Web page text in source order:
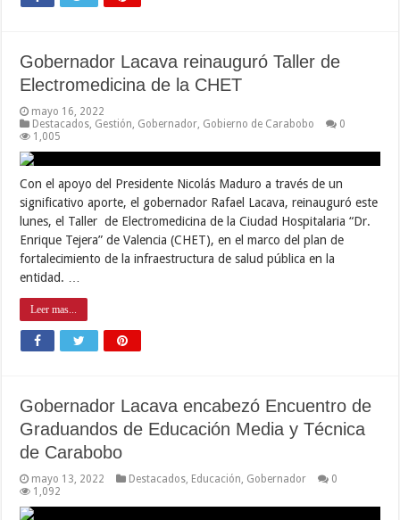
Gobernador Lacava reinauguró Taller de
Electromedicina de la CHET
mayo 16, 2022
Destacados Gestión Gobernador Gobierno de Carabobo
0
1,005
Con el apoyo del Presidente Nicolás Maduro a través de un
significativo aporte, el gobernador Rafael Lacava, reinauguró este
lunes, el Taller de Electromedicina de la Ciudad Hospitalaria “Dr.
Enrique Tejera” de Valencia (CHET), en el marco del plan de
fortalecimiento de la infraestructura de salud pública en la
entidad. …
Leer mas...
Gobernador Lacava encabezó Encuentro de
Graduandos de Educación Media y Técnica
de Carabobo
mayo 13, 2022 Destacados Educación Gobernador
0
1,092